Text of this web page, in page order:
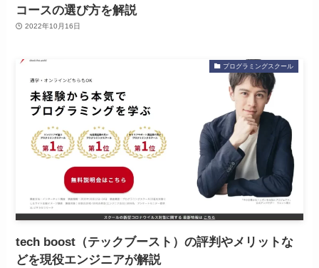
コースの選び方を解説
2022年10月16日
プログラミングスクール
tech boost（テックブースト）の評判やメリットな
どを現役エンジニアが解説